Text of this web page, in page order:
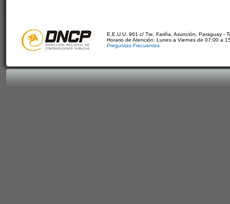
E.E.U.U. 961 c/ Tte. Fariña. Asunción, Paraguay -
Horario de Atención: Lunes a Viernes de 07:00 a
Preguntas Frecuentes